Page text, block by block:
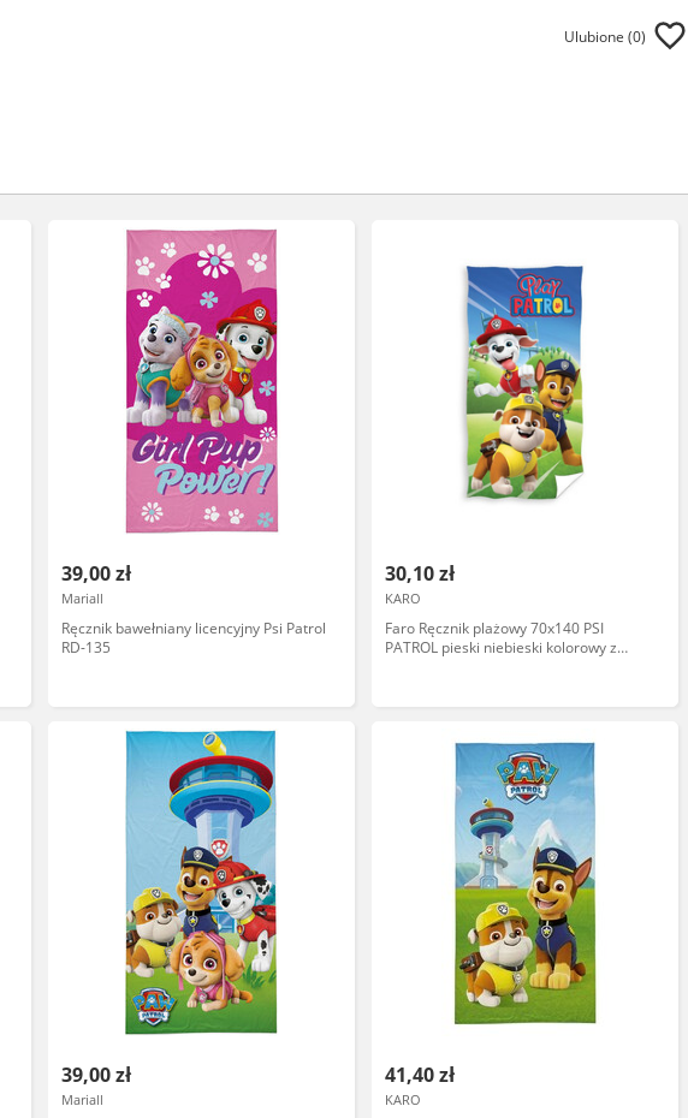
Ulubione (0)
39,00 zł
Mariall
Ręcznik bawełniany licencyjny Psi Patrol
RD-135
30,10 zł
KARO
Faro Ręcznik plażowy 70x140 PSI
PATROL pieski niebieski kolorowy z
39,00 zł
Mariall
41,40 zł
KARO